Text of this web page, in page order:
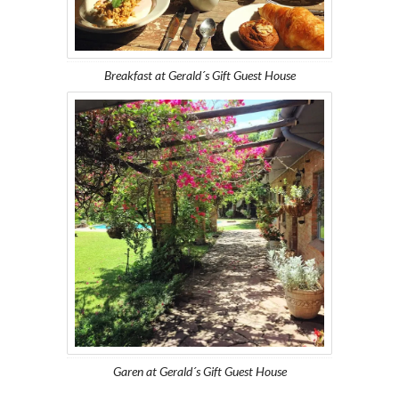
Breakfast at Gerald´s Gift Guest House
Garen at Gerald´s Gift Guest House